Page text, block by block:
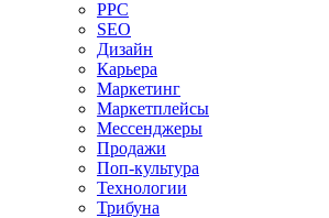
PPC
SEO
Дизайн
Карьера
Маркетинг
Маркетплейсы
Мессенджеры
Продажи
Поп-культура
Технологии
Трибуна